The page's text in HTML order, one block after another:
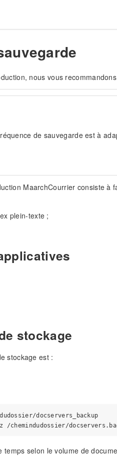
nous vous
de sauvegarde est à
MaarchCourrier consiste à
plein-texte ;
stockage
stockage est :
docservers_backup
selon le volume de